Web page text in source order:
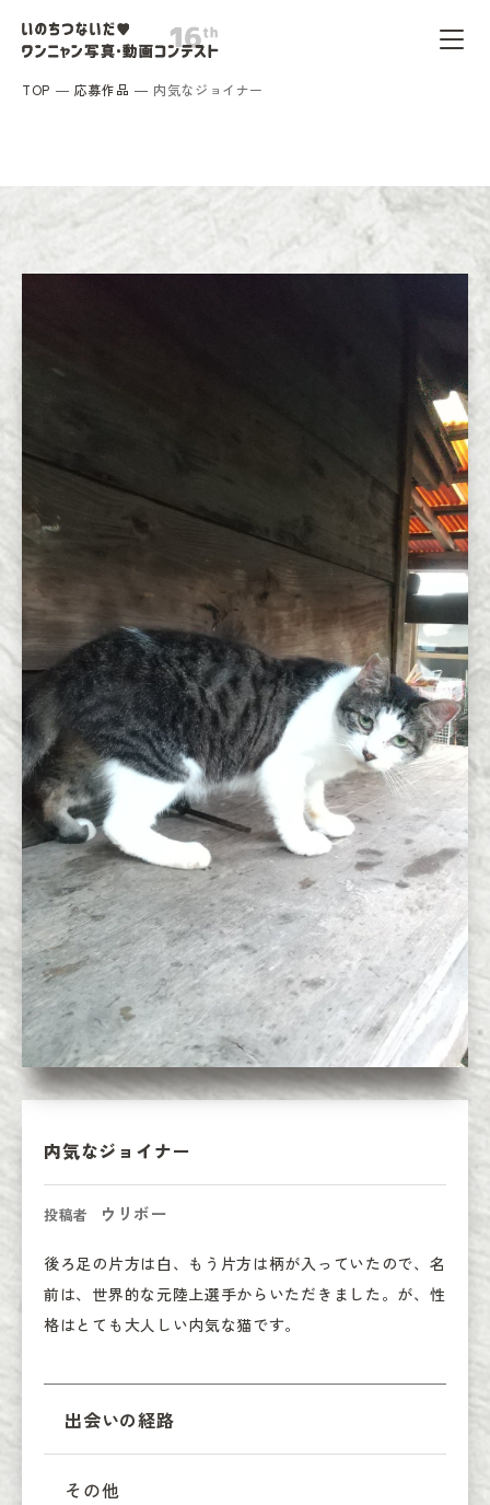
TOP 応募作品 内気なジョイナー
内気なジョイナー
投稿者 ウリボー
後ろ足の片方は白、もう片方は柄が入っていたので、名
前は、世界的な元陸上選手からいただきました。が、性
格はとても大人しい内気な猫です。
出会いの経路
その他